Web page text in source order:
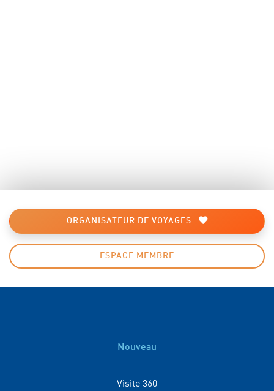
ORGANISATEUR DE VOYAGES
ESPACE MEMBRE
Nouveau
Visite 360